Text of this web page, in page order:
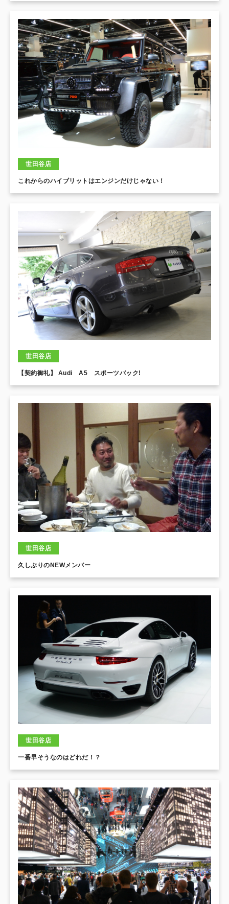
世田谷店
これからのハイブリットはエンジンだけじゃない！
世田谷店
【契約御礼】 Audi A5 スポーツバック!
世田谷店
久しぶりのNEWメンバー
世田谷店
一番早そうなのはどれだ！？